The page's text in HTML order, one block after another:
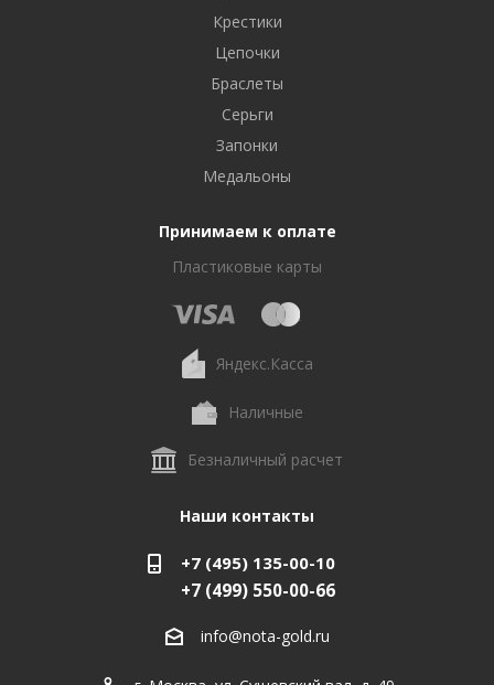
Крестики
Цепочки
Браслеты
Серьги
Запонки
Медальоны
Принимаем к оплате
Пластиковые карты
Яндекс.Касса
Наличные
Безналичный расчет
Наши контакты
+7 (495) 135-00-10
+7 (499) 550-00-66
info@nota-gold.ru